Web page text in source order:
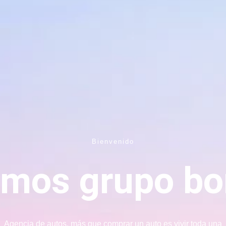
Bienvenido
grupo
Agencia de autos, más que comprar un auto es vivir toda una